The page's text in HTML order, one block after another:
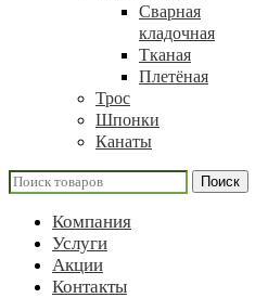
Сварная
кладочная
Тканая
Плетёная
Трос
Шпонки
Канаты
Поиск
Компания
Услуги
Акции
Контакты